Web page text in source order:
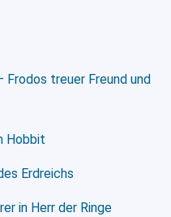
Frodos treuer Freund und
Hobbit
Erdreichs
in Herr der Ringe